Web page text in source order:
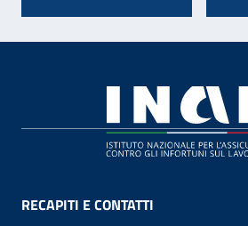
RECAPITI E CONTATTI